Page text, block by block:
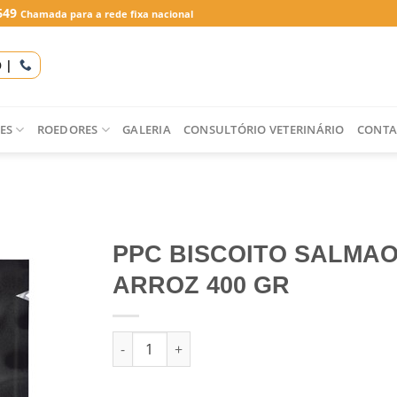
Chamada para a rede fixa nacional
|
ROEDORES GALERIA CONSULTÓRIO VETERINÁRIO
PPC BISCOITO
ARROZ 400 GR
Quantidade de PPC BISCOITO SALMAO +